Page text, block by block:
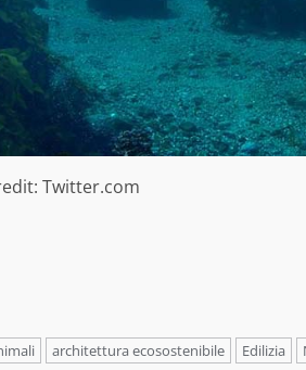
Twitter.com
architettura ecosostenibile Edilizia